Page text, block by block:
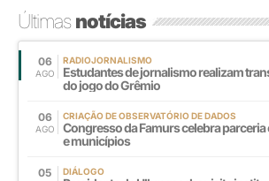
Últimasnotícias
06
AGO
RADIOJORNALISMO
Estudantes de jornalismo realizam
do jogo do Grêmio
06
AGO
CRIAÇÃO DE OBSERVATÓRIO DE DADOS
Congresso da Famurs celebra parceria
e municípios
05 DIÁLOGO